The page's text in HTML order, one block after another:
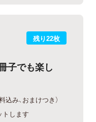
残り22枚
子でも楽し
み、おまけつき）
トします